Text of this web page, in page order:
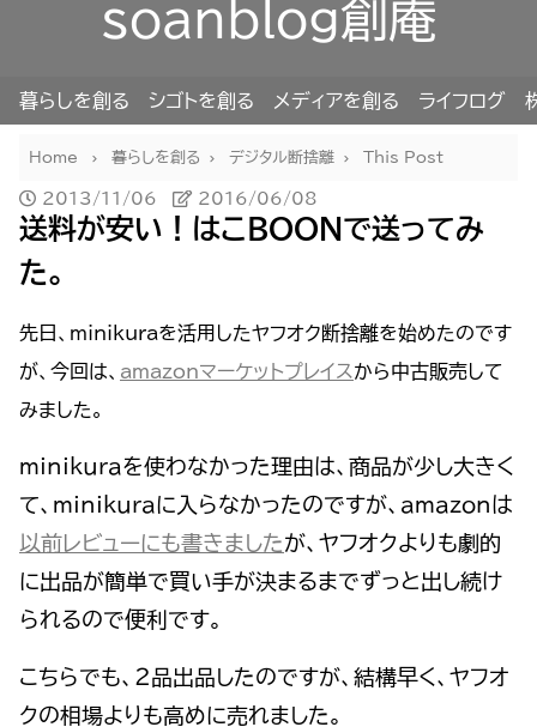
soanblog創庵
暮らしを創る シゴトを創る メディアを創る ライフログ
Home 暮らしを創る デジタル断捨離 This Post
2013/11/06 2016/06/08
送料が安い！はこBOONで送ってみ
た。
先日、minikuraを活用したヤフオク断捨離を始めたのです
が、今回は、 amazonマーケットプレイスから中古販売して
みました。
minikuraを使わなかった理由は、商品が少し大きく
て、minikuraに入らなかったのですが、amazonは
以前レビューにも書きましたが、ヤフオクよりも劇的
に出品が簡単で買い手が決まるまでずっと出し続け
られるので便利です。
こちらでも、２品出品したのですが、結構早く、ヤフオ
クの相場よりも高めに売れました。